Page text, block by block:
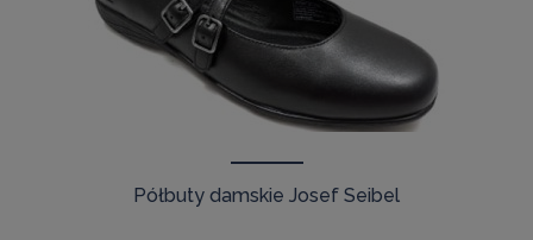
Półbuty damskie Josef Seibel